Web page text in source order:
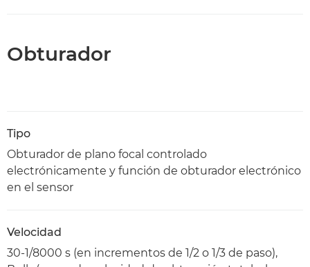
Obturador
Tipo
Obturador de plano focal controlado
electrónicamente y función de obturador electrónico
en el sensor
Velocidad
30-1/8000 s (en incrementos de 1/2 o 1/3 de paso),